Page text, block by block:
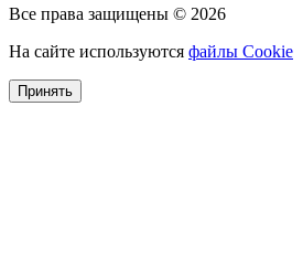
Все права защищены © 2026
На сайте используются файлы Cookie
Принять